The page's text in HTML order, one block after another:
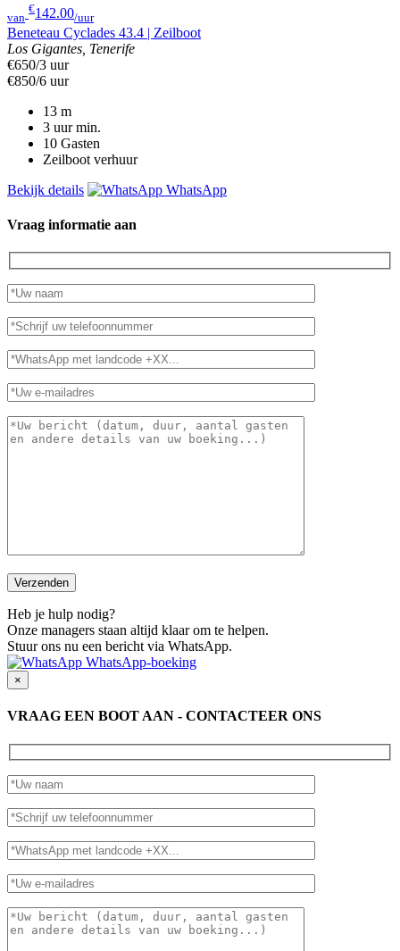
van
€142.00/uur
Beneteau Cyclades 43.4 | Zeilboot
Los Gigantes, Tenerife
€650/3 uur
€850/6 uur
13 m
3 uur min.
10 Gasten
Zeilboot verhuur
Bekijk details
WhatsApp
Vraag informatie aan
Heb je hulp nodig?
Onze managers staan altijd klaar om te helpen.
Stuur ons nu een bericht via WhatsApp.
WhatsApp-boeking
×
VRAAG EEN BOOT AAN - CONTACTEER ONS